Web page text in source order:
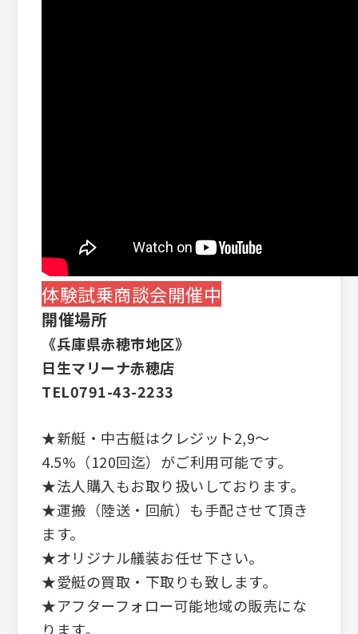
体験試乗商談会開催中
開催場所
《兵庫県赤穂市地区》
日生マリーナ赤穂店
TEL0791-43-2233
★新艇・中古艇はクレジット2,9～
4.5%（120回迄）がご利用可能です。
★法人購入もお取り扱いしております。
★運搬（陸送・回航）も手配させて頂き
ます。
★オリジナル艤装お任せ下さい。
★愛艇の買取・下取りも致します。
★アフターフォロー可能地域の販売にな
ります。